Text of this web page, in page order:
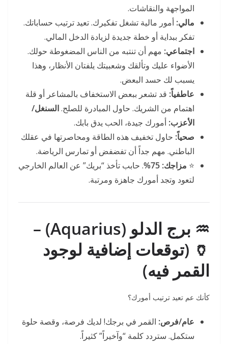
المواجهة والنقاشات.
مالي: أمور مالية تشغل تفكيرك. تعيد ترتيب حساباتك.
تفكر ببداية أو خطة جديدة لزيادة الدخل المالي.
اجتماعي: مهم أن تنتبه من الناس المضغوطة حولك.
الأضواء عليك وتألقك وشعبيتك يلفتان الأنظار، وهذا
يسبب لك حسد البعض.
عاطفياً: قد تشعر ببعض الاستخفاف بالمشاعر أو قلة
اهتمام من الشريك. حاول المبادرة للصلح.السنغل/
الأعزب: أمورك جيدة، الحب يدق بابك.
صحياً: حاول تخفيف هذه الطاقة ومحاصرتها في عقلك
الباطني. مهم جداً أن تفضفض أو تمارس الرياضة.
⭐ مزاجك: 75%
. حابب تأخذ “بريك” عن العالم الخارجي
لتعود وتجد أمورك جاهزة ومرتبة.
♒ برج الدلو (Aquarius) –
🏺 (توقعات إضافية لوجود
القمر فيه)
كأنك عم تعيد ترتيب أمورك؟
عام/فرص: القمر في برجك! لديك فرصة، وقصة حلوة
ستكمل. ستردد كلمة “وآخيراً” كثيراً.